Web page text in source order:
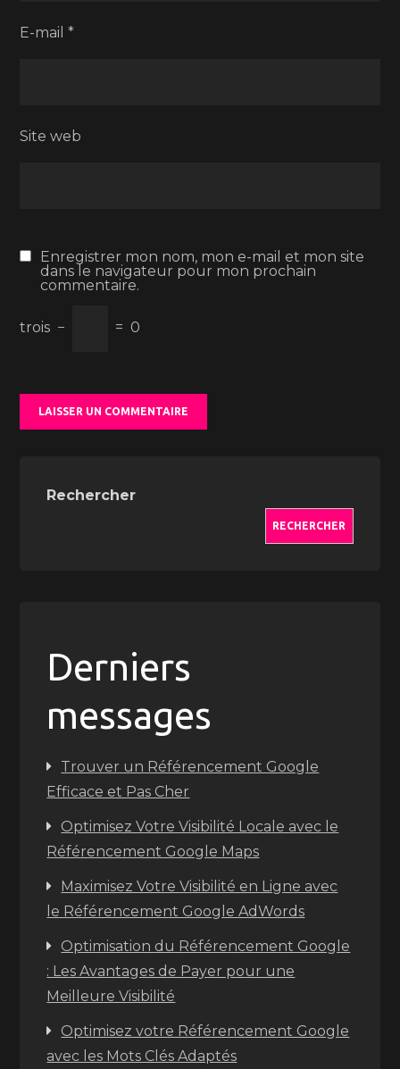
E-mail*
Site web
Enregistrer mon nom, mon e-mail et mon site
dans le navigateur pour mon prochain
commentaire.
trois − = 0
Rechercher
RECHERCHER
Derniers
messages
Trouver un Référencement Google
Efficace et Pas Cher
Optimisez Votre Visibilité Locale avec le
Référencement Google Maps
Maximisez Votre Visibilité en Ligne avec
le Référencement Google AdWords
Optimisation du Référencement Google
: Les Avantages de Payer pour une
Meilleure Visibilité
Optimisez votre Référencement Google
avec les Mots Clés Adaptés